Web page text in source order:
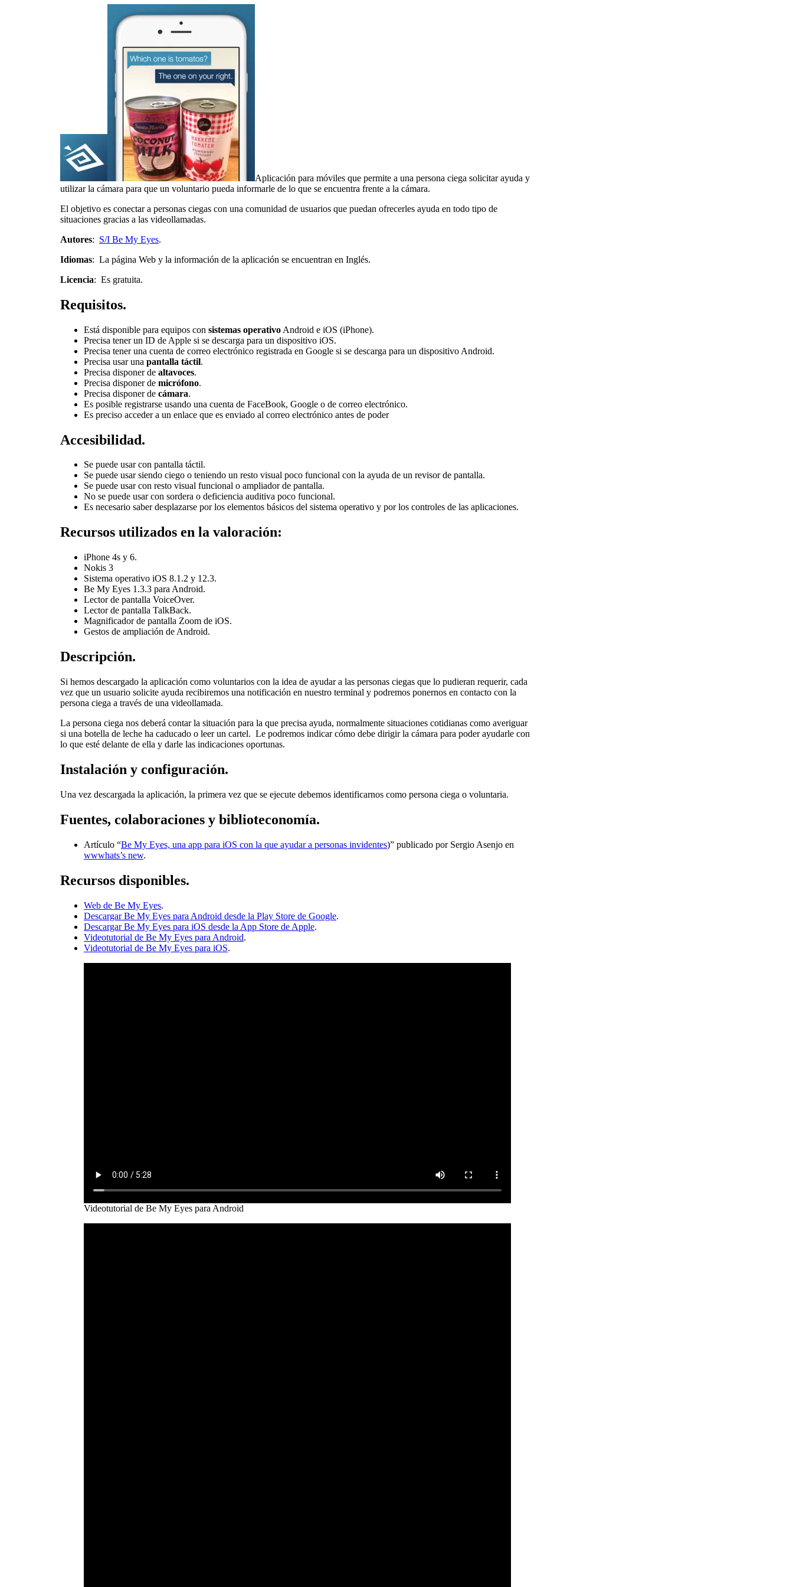
Aplicación para móviles que permite a una persona ciega solicitar ayuda y
utilizar la cámara para que un voluntario pueda informarle de lo que se encuentra frente a la cámara.
El objetivo es conectar a personas ciegas con una comunidad de usuarios que puedan ofrecerles ayuda en todo tipo de
situaciones gracias a las videollamadas.
Autores: S/I Be My Eyes.
Idiomas: La página Web y la información de la aplicación se encuentran en Inglés.
Licencia: Es gratuita.
Requisitos.
Está disponible para equipos con sistemas operativo Android e iOS (iPhone).
Precisa tener un ID de Apple si se descarga para un dispositivo iOS.
Precisa tener una cuenta de correo electrónico registrada en Google si se descarga para un dispositivo Android.
Precisa usar una pantalla táctil.
Precisa disponer de altavoces.
Precisa disponer de micrófono.
Precisa disponer de cámara.
Es posible registrarse usando una cuenta de FaceBook, Google o de correo electrónico.
Es preciso acceder a un enlace que es enviado al correo electrónico antes de poder
Accesibilidad.
Se puede usar con pantalla táctil.
Se puede usar siendo ciego o teniendo un resto visual poco funcional con la ayuda de un revisor de pantalla.
Se puede usar con resto visual funcional o ampliador de pantalla.
No se puede usar con sordera o deficiencia auditiva poco funcional.
Es necesario saber desplazarse por los elementos básicos del sistema operativo y por los controles de las aplicaciones.
Recursos utilizados en la valoración:
iPhone 4s y 6.
Nokis 3
Sistema operativo iOS 8.1.2 y 12.3.
Be My Eyes 1.3.3 para Android.
Lector de pantalla VoiceOver.
Lector de pantalla TalkBack.
Magnificador de pantalla Zoom de iOS.
Gestos de ampliación de Android.
Descripción.
Si hemos descargado la aplicación como voluntarios con la idea de ayudar a las personas ciegas que lo pudieran requerir, cada
vez que un usuario solicite ayuda recibiremos una notificación en nuestro terminal y podremos ponernos en contacto con la
persona ciega a través de una videollamada.
La persona ciega nos deberá contar la situación para la que precisa ayuda, normalmente situaciones cotidianas como averiguar
si una botella de leche ha caducado o leer un cartel. Le podremos indicar cómo debe dirigir la cámara para poder ayudarle con
lo que esté delante de ella y darle las indicaciones oportunas.
Instalación y configuración.
Una vez descargada la aplicación, la primera vez que se ejecute debemos identificarnos como persona ciega o voluntaria.
Fuentes, colaboraciones y biblioteconomía.
Artículo “Be My Eyes, una app para iOS con la que ayudar a personas invidentes)” publicado por Sergio Asenjo en
wwwhats’s new.
Recursos disponibles.
Web de Be My Eyes.
Descargar Be My Eyes para Android desde la Play Store de Google.
Descargar Be My Eyes para iOS desde la App Store de Apple.
Videotutorial de Be My Eyes para Android.
Videotutorial de Be My Eyes para iOS.
Videotutorial de Be My Eyes para Android